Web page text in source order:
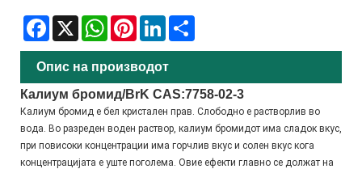
Facebook
X WhatsAppPinterestLinkedIn
Опис на производот
Калиум бромид/BrK CAS:7758-02-3
Калиум бромид е бел кристален прав. Слободно е растворлив во
вода. Во разреден воден раствор, калиум бромидот има сладок вкус,
при повисоки концентрации има горчлив вкус и солен вкус кога
концентрацијата е уште поголема. Овие ефекти главно се должат на